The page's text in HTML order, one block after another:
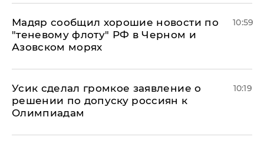
Мадяр сообщил хорошие новости по
"теневому флоту" РФ в Черном и
Азовском морях
10:59
Усик сделал громкое заявление о
решении по допуску россиян к
Олимпиадам
10:19